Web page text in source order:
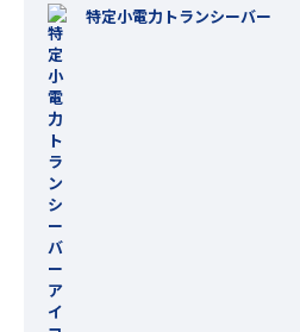
特定小電力トランシーバー